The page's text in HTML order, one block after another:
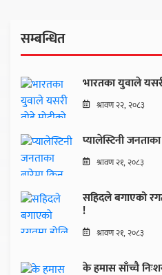
सम्बन्धित
भारतका युवाले
श्रावण २२, २०८३
प्यालेस्टिनी
श्रावण २१, २०८३
सहिदले बगाएको
!
श्रावण २१, २०८३
के हमास साँच्चै